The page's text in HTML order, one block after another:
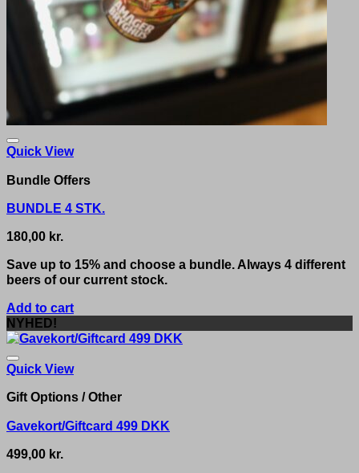
Quick View
Bundle Offers
BUNDLE 4 STK.
180,00 kr.
Save up to 15% and choose a bundle. Always 4 different
beers of our current stock.
Add to cart
NYHED!
Quick View
Gift Options / Other
Gavekort/Giftcard 499 DKK
499,00 kr.